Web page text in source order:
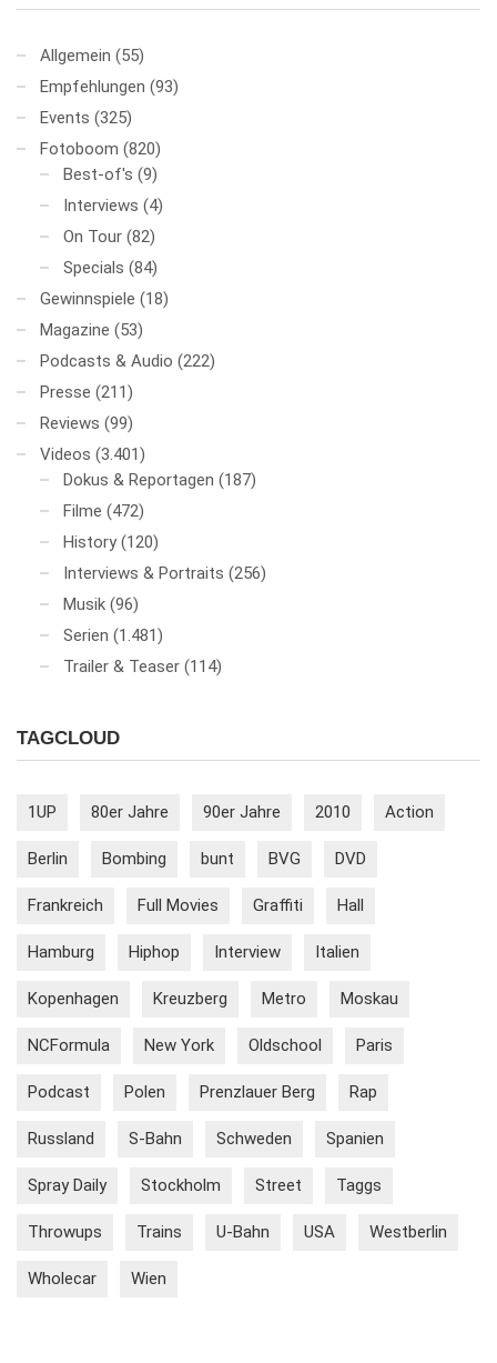
Allgemein (55)
Empfehlungen (93)
Events (325)
Fotoboom (820)
Best-of's (9)
Interviews (4)
On Tour (82)
Specials (84)
Gewinnspiele (18)
Magazine (53)
Podcasts & Audio (222)
Presse (211)
Reviews (99)
Videos (3.401)
Dokus & Reportagen (187)
Filme (472)
History (120)
Interviews & Portraits (256)
Musik (96)
Serien (1.481)
Trailer & Teaser (114)
TAGCLOUD
1UP 80er Jahre 90er Jahre 2010 Action
Berlin Bombing bunt BVG DVD
Frankreich Full Movies Graffiti Hall
Hamburg Hiphop Interview Italien
Kopenhagen Kreuzberg Metro Moskau
NCFormula New York Oldschool Paris
Podcast Polen Prenzlauer Berg Rap
Russland S-Bahn Schweden Spanien
Spray Daily Stockholm Street Taggs
Throwups Trains U-Bahn USA Westberlin
Wholecar Wien